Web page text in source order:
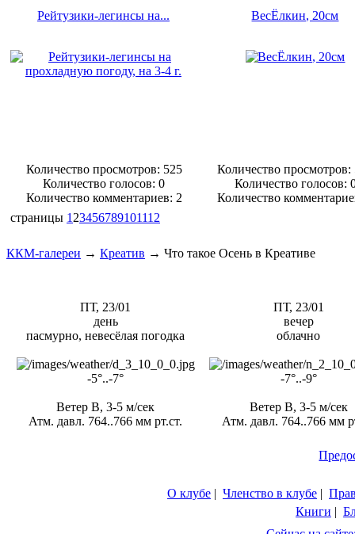
Рейтузики-легинсы на...
Количество просмотров: 525
Количество голосов:0
Количество комментариев: 2
ВесЁлкин, 20см
Количество просмотров:
Количество голосов:
Количество
страницы 1 23456789101112
ККМ-галереи → Креатив → Что такое Осень в Креативе
ПТ, 23/01
день
пасмурно, невесёлая погодка
-5°..-7°
Ветер В, 3-5 м/сек
Атм. давл. 764..766 мм рт.ст.
ПТ, 23/01
вечер
облачно
-7°..-9°
Ветер В, 3-5 м/сек
Атм. давл. 764..766 мм
О клубе | Членство в клубе |
Книги |